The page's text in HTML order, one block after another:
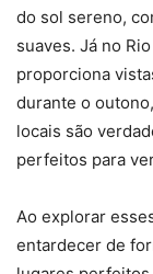
do sol sereno,
suaves. Já no
proporciona
durante o
locais são
perfeitos para
Ao explorar
entardecer de